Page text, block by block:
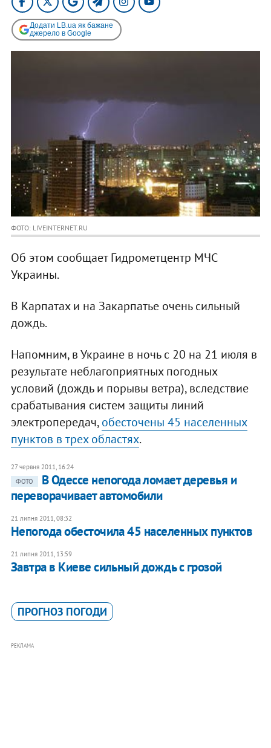
Додати LB.ua як бажане
джерело в Google
ФОТО: LIVEINTERNET.RU
Об этом сообщает Гидрометцентр МЧС
Украины.
В Карпатах и на Закарпатье очень сильный
дождь.
Напомним, в Украине в ночь с 20 на 21 июля в
результате неблагоприятных погодных
условий (дождь и порывы ветра), вследствие
срабатывания систем защиты линий
электропередач,обесточены 45 населенных
пунктов в трех областях.
27 червня 2011, 16:24
ФОТО
В Одессе непогода ломает деревья и
переворачивает автомобили
21 липня 2011, 08:32
Непогода обесточила 45 населенных пунктов
21 липня 2011, 13:59
Завтра в Киеве сильный дождь с грозой
ПРОГНОЗ ПОГОДИ
РЕКЛАМА